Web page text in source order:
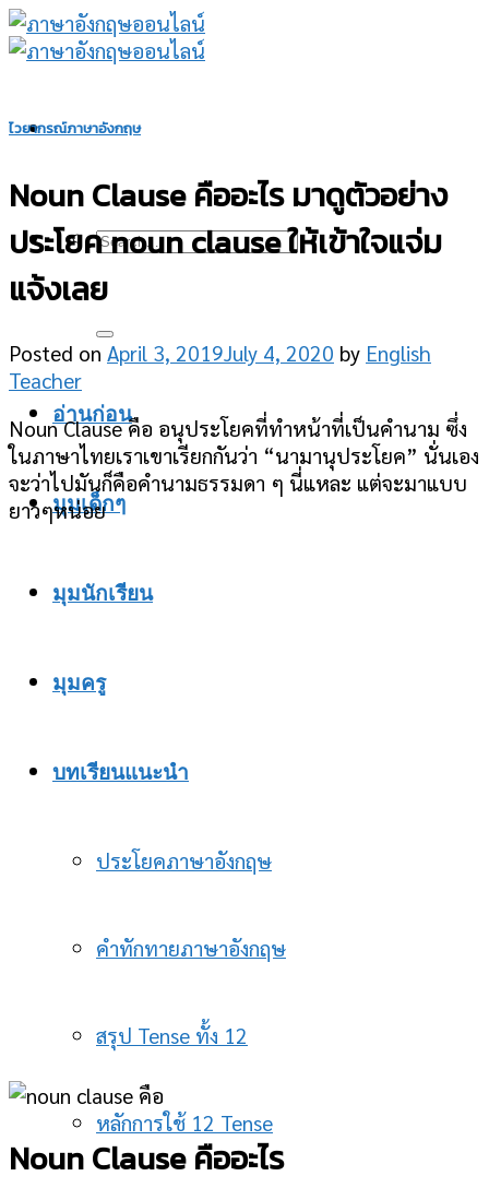
Skip
to
อ่านก่อน
มุมเด็กๆ
มุมนักเรียน
มุมครู
บทเรียนแนะนำ
ประโยคภาษาอังกฤษ
คำทักทายภาษาอังกฤษ
สรุป Tense ทั้ง 12
หลักการใช้ 12 Tense
ไวยากรณ์ภาษาอังกฤษ
Noun Clause คืออะไร มาดูตัวอย่าง
ประโยค noun clause ให้เข้าใจแจ่ม
แจ้งเลย
Posted on April 3, 2019 July 4, 2020 by English
Teacher
Noun Clause คือ อนุประโยคที่ทำหน้าที่เป็นคำนาม ซึ่ง
ในภาษาไทยเราเขาเรียกกันว่า “นามานุประโยค” นั่นเอง
จะว่าไปมันก็คือคำนามธรรมดา ๆ นี่แหละ แต่จะมาแบบ
ยาวๆหน่อย
Noun Clause คืออะไร